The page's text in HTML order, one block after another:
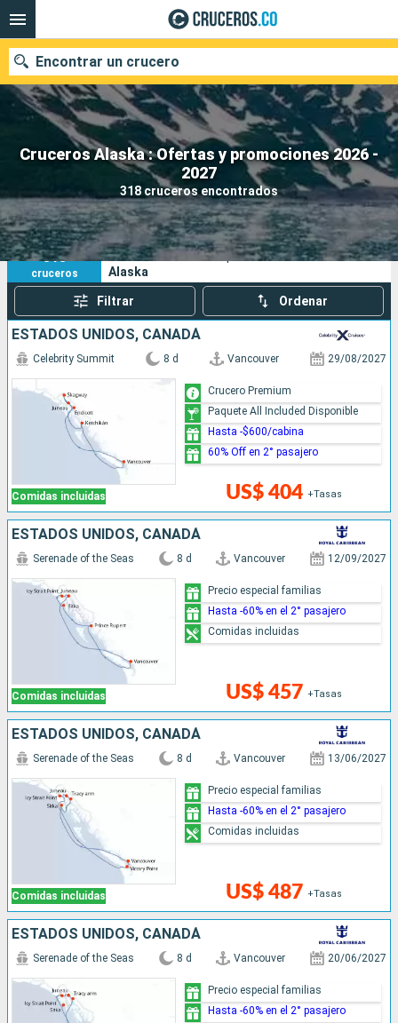
Cruceros Alaska : Ofertas y promociones 2026 -
2027
318 cruceros encontrados
Encontrar un crucero
Buscar
318
cruceros
Sus criterios de búsqueda:
Alaska
Filtrar Ordenar
ESTADOS UNIDOS, CANADÁ
Comidas incluidas
Celebrity Summit 8 d Vancouver 29/08/2027
US$ 404 +Tasas
Crucero Premium
Paquete All Included Disponible
Hasta -$600/cabina
60% Off en 2° pasajero
ESTADOS UNIDOS, CANADÁ
Comidas incluidas
Serenade of the Seas 8 d Vancouver 12/09/2027
US$ 457 +Tasas
Precio especial familias
Hasta -60% en el 2° pasajero
Comidas incluidas
ESTADOS UNIDOS, CANADÁ
Comidas incluidas
Serenade of the Seas 8 d Vancouver 13/06/2027
US$ 487 +Tasas
Precio especial familias
Hasta -60% en el 2° pasajero
Comidas incluidas
ESTADOS UNIDOS, CANADÁ
Serenade of the Seas 8 d Vancouver 20/06/2027
Precio especial familias
Hasta -60% en el 2° pasajero